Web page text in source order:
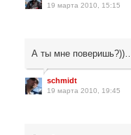
19 марта 2010, 15:15
А ты мне поверишь?))…
schmidt
19 марта 2010, 19:45